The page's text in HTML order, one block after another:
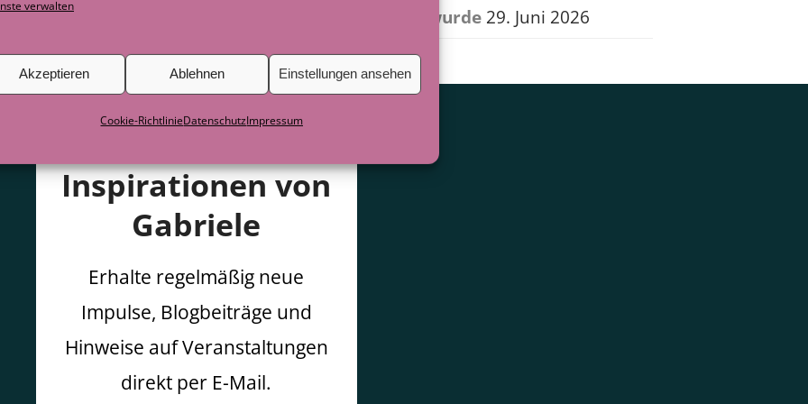
verwalten
Akzeptieren Ablehnen Einstellungen ansehen
Cookie-RichtlinieDatenschutzImpressum
wurde 29. Juni 2026
Inspirationen von
Gabriele
Erhalte regelmäßig neue
Impulse, Blogbeiträge und
Hinweise auf Veranstaltungen
direkt per E-Mail.